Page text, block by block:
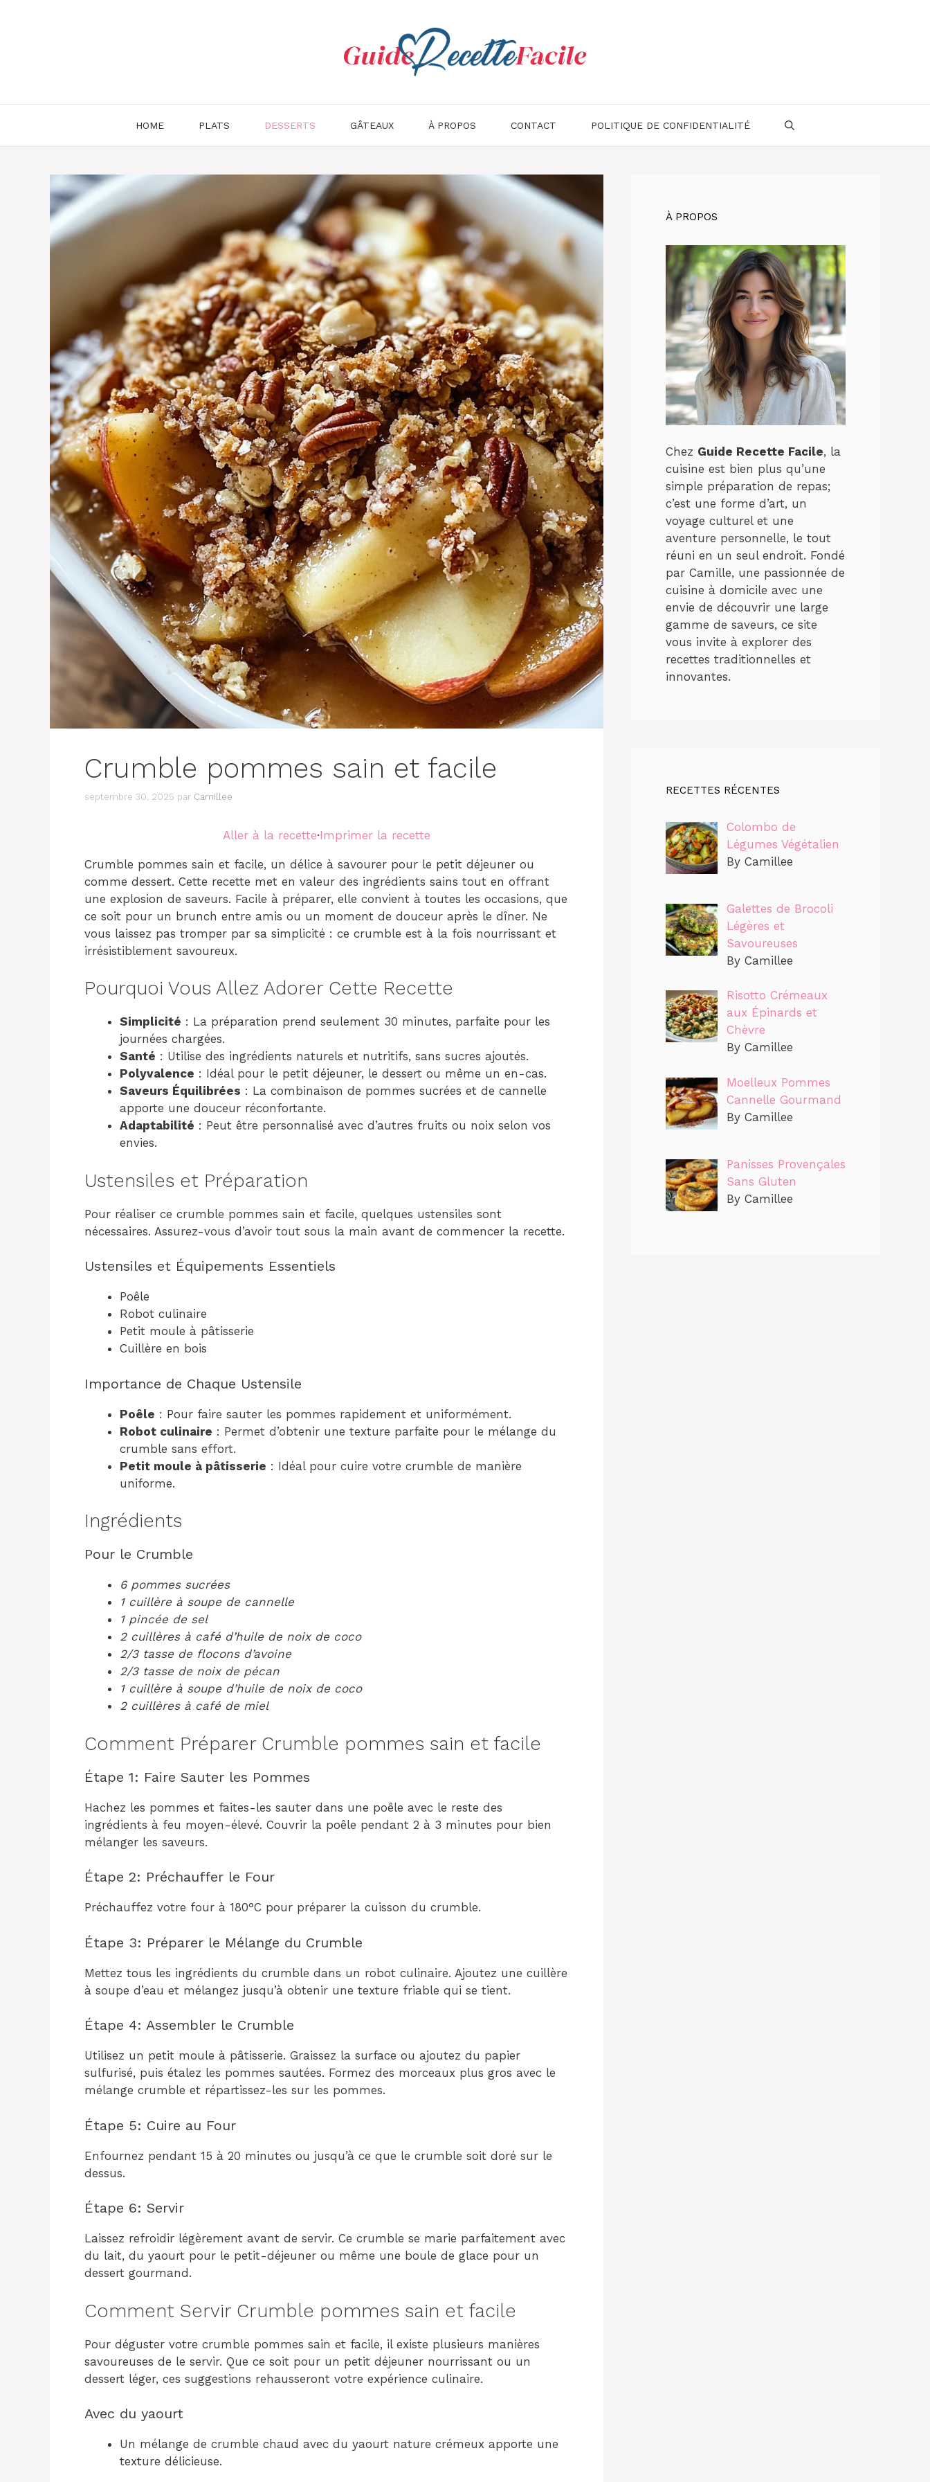
HOME PLATS DESSERTS GÂTEAUX À PROPOS CONTACT POLITIQUE DE CONFIDENTIALITÉ
Crumble pommes sain et facile
septembre 30, 2025 par Camillee
Aller à la recette·Imprimer la recette
Crumble pommes sain et facile, un délice à savourer pour le petit déjeuner ou
comme dessert. Cette recette met en valeur des ingrédients sains tout en offrant
une explosion de saveurs. Facile à préparer, elle convient à toutes les occasions, que
ce soit pour un brunch entre amis ou un moment de douceur après le dîner. Ne
vous laissez pas tromper par sa simplicité : ce crumble est à la fois nourrissant et
irrésistiblement savoureux.
Pourquoi Vous Allez Adorer Cette Recette
Simplicité : La préparation prend seulement 30 minutes, parfaite pour les
journées chargées.
Santé : Utilise des ingrédients naturels et nutritifs, sans sucres ajoutés.
Polyvalence : Idéal pour le petit déjeuner, le dessert ou même un en-cas.
Saveurs Équilibrées : La combinaison de pommes sucrées et de cannelle
apporte une douceur réconfortante.
Adaptabilité : Peut être personnalisé avec d’autres fruits ou noix selon vos
envies.
Ustensiles et Préparation
Pour réaliser ce crumble pommes sain et facile, quelques ustensiles sont
nécessaires. Assurez-vous d’avoir tout sous la main avant de commencer la recette.
Ustensiles et Équipements Essentiels
Poêle
Robot culinaire
Petit moule à pâtisserie
Cuillère en bois
Importance de Chaque Ustensile
Poêle : Pour faire sauter les pommes rapidement et uniformément.
Robot culinaire : Permet d’obtenir une texture parfaite pour le mélange du
crumble sans effort.
Petit moule à pâtisserie : Idéal pour cuire votre crumble de manière
uniforme.
Ingrédients
Pour le Crumble
6 pommes sucrées
1 cuillère à soupe de cannelle
1 pincée de sel
2 cuillères à café d’huile de noix de coco
2/3 tasse de flocons d’avoine
2/3 tasse de noix de pécan
1 cuillère à soupe d’huile de noix de coco
2 cuillères à café de miel
Comment Préparer Crumble pommes sain et facile
Étape 1: Faire Sauter les Pommes
Hachez les pommes et faites-les sauter dans une poêle avec le reste des
ingrédients à feu moyen-élevé. Couvrir la poêle pendant 2 à 3 minutes pour bien
mélanger les saveurs.
Étape 2: Préchauffer le Four
Préchauffez votre four à 180°C pour préparer la cuisson du crumble.
Étape 3: Préparer le Mélange du Crumble
Mettez tous les ingrédients du crumble dans un robot culinaire. Ajoutez une cuillère
à soupe d’eau et mélangez jusqu’à obtenir une texture friable qui se tient.
Étape 4: Assembler le Crumble
Utilisez un petit moule à pâtisserie. Graissez la surface ou ajoutez du papier
sulfurisé, puis étalez les pommes sautées. Formez des morceaux plus gros avec le
mélange crumble et répartissez-les sur les pommes.
Étape 5: Cuire au Four
Enfournez pendant 15 à 20 minutes ou jusqu’à ce que le crumble soit doré sur le
dessus.
Étape 6: Servir
Laissez refroidir légèrement avant de servir. Ce crumble se marie parfaitement avec
du lait, du yaourt pour le petit-déjeuner ou même une boule de glace pour un
dessert gourmand.
Comment Servir Crumble pommes sain et facile
Pour déguster votre crumble pommes sain et facile, il existe plusieurs manières
savoureuses de le servir. Que ce soit pour un petit déjeuner nourrissant ou un
dessert léger, ces suggestions rehausseront votre expérience culinaire.
Avec du yaourt
Un mélange de crumble chaud avec du yaourt nature crémeux apporte une
texture délicieuse.
À PROPOS
Chez Guide Recette Facile, la
cuisine est bien plus qu’une
simple préparation de repas;
c’est une forme d’art, un
voyage culturel et une
aventure personnelle, le tout
réuni en un seul endroit. Fondé
par Camille, une passionnée de
cuisine à domicile avec une
envie de découvrir une large
gamme de saveurs, ce site
vous invite à explorer des
recettes traditionnelles et
innovantes.
RECETTES RÉCENTES
Colombo de
Légumes Végétalien
By Camillee
Galettes de Brocoli
Légères et
Savoureuses
By Camillee
Risotto Crémeaux
aux Épinards et
Chèvre
By Camillee
Moelleux Pommes
Cannelle Gourmand
By Camillee
Panisses Provençales
Sans Gluten
By Camillee